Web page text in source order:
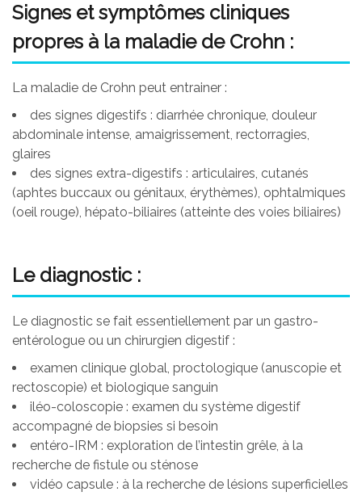
Signes et symptômes cliniques
propres à la maladie de Crohn :
La maladie de Crohn peut entrainer :
des signes digestifs : diarrhée chronique, douleur
abdominale intense, amaigrissement, rectorragies,
glaires
des signes extra-digestifs : articulaires, cutanés
(aphtes buccaux ou génitaux, érythèmes), ophtalmiques
(oeil rouge), hépato-biliaires (atteinte des voies biliaires)
Le diagnostic :
Le diagnostic se fait essentiellement par un gastro-
entérologue ou un chirurgien digestif :
examen clinique global, proctologique (anuscopie et
rectoscopie) et biologique sanguin
iléo-coloscopie : examen du système digestif
accompagné de biopsies si besoin
entéro-IRM : exploration de l’intestin grêle, à la
recherche de fistule ou sténose
vidéo capsule : à la recherche de lésions superficielles